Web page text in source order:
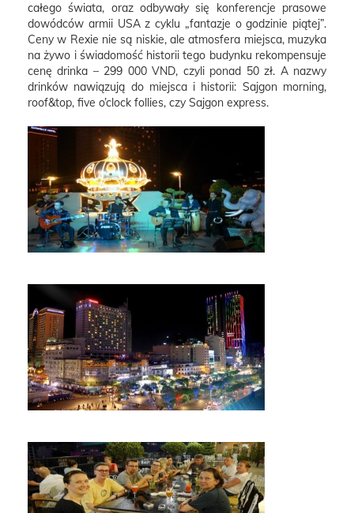
całego świata, oraz odbywały się konferencje prasowe
dowódców armii USA z cyklu „fantazje o godzinie piątej”.
Ceny w Rexie nie są niskie, ale atmosfera miejsca, muzyka
na żywo i świadomość historii tego budynku rekompensuje
cenę drinka – 299 000 VND, czyli ponad 50 zł. A nazwy
drinków nawiązują do miejsca i historii: Sajgon morning,
roof&top, five o’clock follies, czy Sajgon express.